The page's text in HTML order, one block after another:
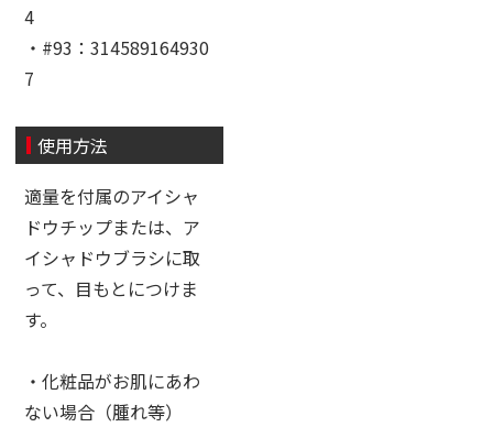
4
・#93：314589164930
7
使用方法
適量を付属のアイシャ
ドウチップまたは、ア
イシャドウブラシに取
って、目もとにつけま
す。
・化粧品がお肌にあわ
ない場合（腫れ等）